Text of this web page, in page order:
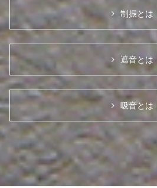
制振とは
遮音とは
吸音とは